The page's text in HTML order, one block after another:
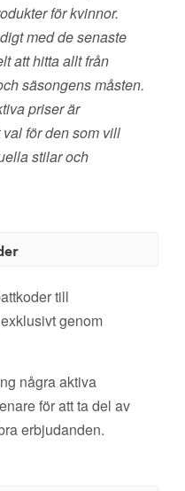
för kvinnor.
med de senaste
att hitta allt från
säsongens måsten.
priser är
för den som vill
stilar och
till
genom
några aktiva
för att ta del av
erbjudanden.